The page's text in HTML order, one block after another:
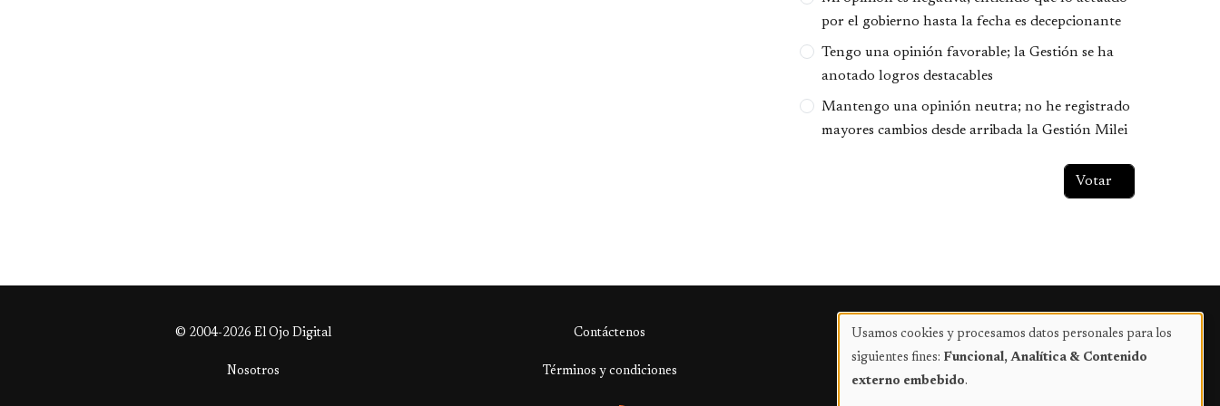
por el gobierno hasta la fecha es decepcionante
Tengo una opinión favorable; la Gestión se ha
anotado logros destacables
Mantengo una opinión neutra; no he registrado
mayores cambios desde arribada la Gestión Milei
© 2004-2026 El Ojo Digital Contáctenos Publicidad
Nosotros Términos y condiciones
Uso
de
Usamos cookies y procesamos datos personales para los
siguientes fines: Funcional, Analítica & Contenido
externo embebido.